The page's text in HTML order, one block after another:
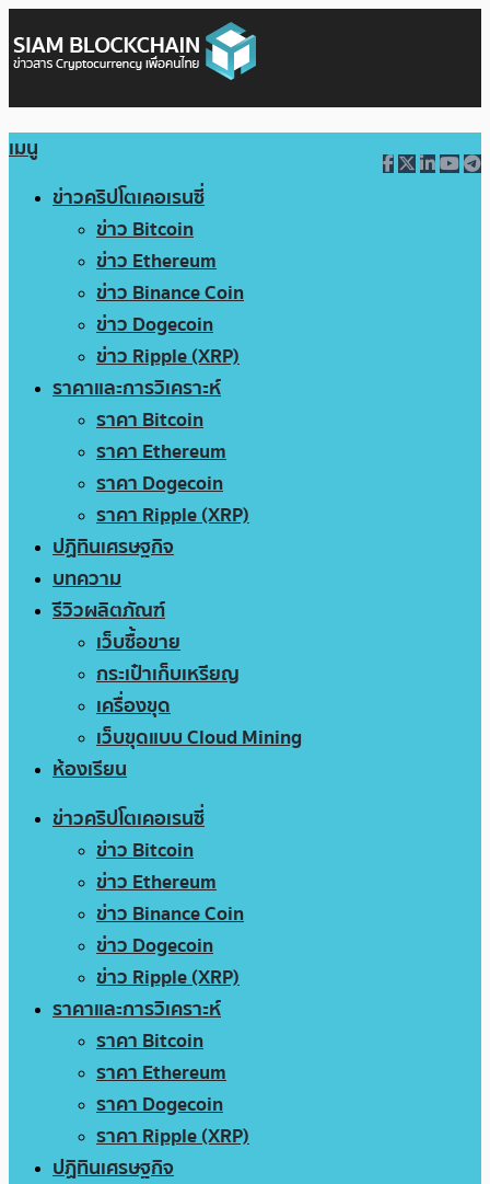
เมนู
ข่าวคริปโตเคอเรนซี่
ข่าว Bitcoin
ข่าว Ethereum
ข่าว Binance Coin
ข่าว Dogecoin
ข่าว Ripple (XRP)
ราคาและการวิเคราะห์
ราคา Bitcoin
ราคา Ethereum
ราคา Dogecoin
ราคา Ripple (XRP)
ปฏิทินเศรษฐกิจ
บทความ
รีวิวผลิตภัณฑ์
เว็บซื้อขาย
กระเป๋าเก็บเหรียญ
เครื่องขุด
เว็บขุดแบบ Cloud Mining
ห้องเรียน
ข่าวคริปโตเคอเรนซี่
ข่าว Bitcoin
ข่าว Ethereum
ข่าว Binance Coin
ข่าว Dogecoin
ข่าว Ripple (XRP)
ราคาและการวิเคราะห์
ราคา Bitcoin
ราคา Ethereum
ราคา Dogecoin
ราคา Ripple (XRP)
ปฏิทินเศรษฐกิจ